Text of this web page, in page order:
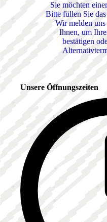
Sie möchten
Bitte füllen Sie
Wir melden
Ihnen, um
bestätigen
Unsere Öffnungszeiten